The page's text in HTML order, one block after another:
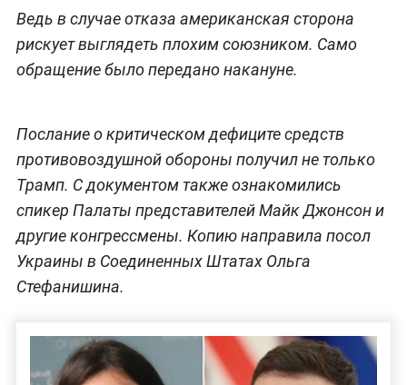
Ведь в случае отказа американская сторона
рискует выглядеть плохим союзником. Само
обращение было передано накануне.
Послание о критическом дефиците средств
противовоздушной обороны получил не только
Трамп. С документом также ознакомились
спикер Палаты представителей Майк Джонсон и
другие конгрессмены. Копию направила посол
Украины в Соединенных Штатах Ольга
Стефанишина.